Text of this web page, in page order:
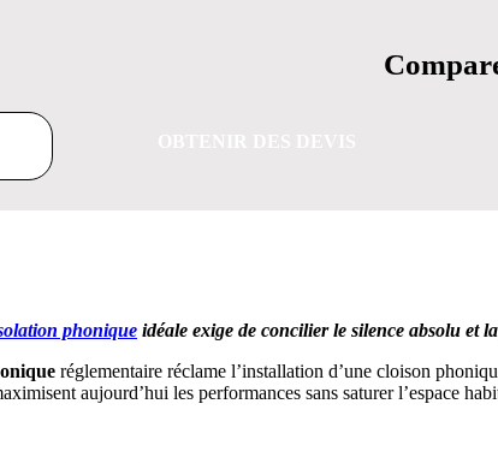
phonique idéale exige de concilier le silence absolu et
réglementaire réclame l’installation d’une cloison
aujourd’hui les performances sans saturer l’espace